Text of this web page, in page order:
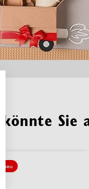
könnte Sie
neu